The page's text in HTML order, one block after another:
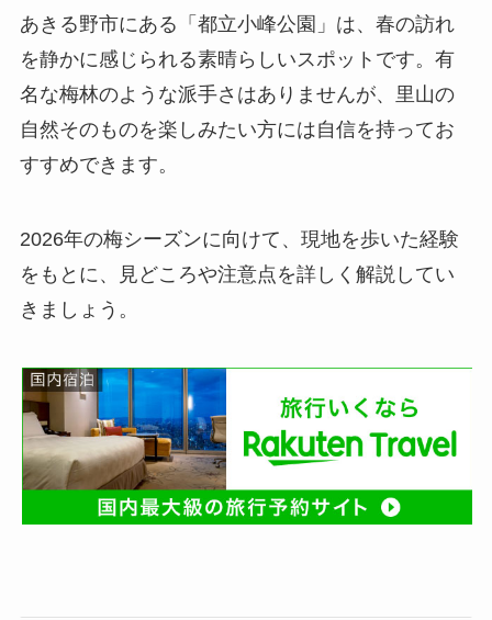
あきる野市にある「都立小峰公園」は、春の訪れ
を静かに感じられる素晴らしいスポットです。有
名な梅林のような派手さはありませんが、里山の
自然そのものを楽しみたい方には自信を持ってお
すすめできます。
2026年の梅シーズンに向けて、現地を歩いた経験
をもとに、見どころや注意点を詳しく解説してい
きましょう。